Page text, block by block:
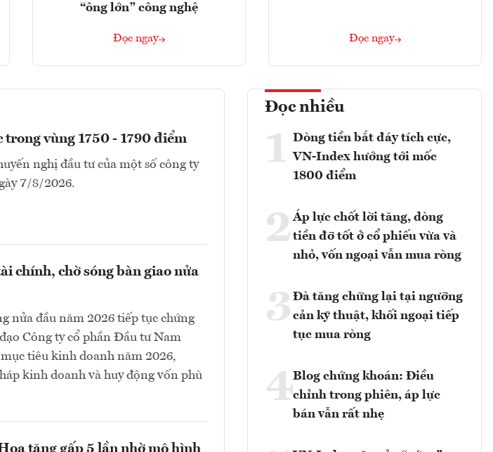
“ông lớn” công nghệ
Đọc ngay Đọc ngay
vùng 1750 - 1790 điểm
nghị đầu tư của một số công ty
7/8/2026.
chính, chờ sóng bàn giao nửa
nửa đầu năm 2026 tiếp tục chứng
Công ty cổ phần Đầu tư Nam
tiêu kinh doanh năm 2026,
kinh doanh và huy động vốn phù
Đọc nhiều
1 Dòng tiền bắt đáy tích cực,
VN-Index hướng tới mốc
1800 điểm
2Áp lực chốt lời tăng, dòng
tiền đỡ tốt ở cổ phiếu vừa và
nhỏ, vốn ngoại vẫn mua ròng
3 Đà tăng chững lại tại ngưỡng
cản kỹ thuật, khối ngoại tiếp
tục mua ròng
4Blog chứng khoán: Điều
chỉnh trong phiên, áp lực
bán vẫn rất nhẹ